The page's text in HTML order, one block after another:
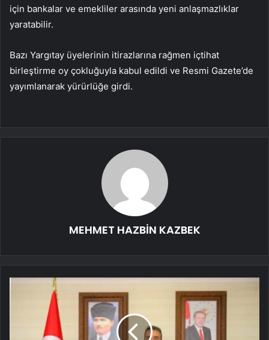
için bankalar ve emekliler arasında yeni anlaşmazlıklar
yaratabilir.
Bazı Yargıtay üyelerinin itirazlarına rağmen içtihat
birleştirme oy çokluğuyla kabul edildi ve Resmi Gazete’de
yayımlanarak yürürlüğe girdi.
MEHMET HAZBİN KAZBEK